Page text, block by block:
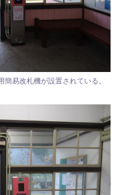
易改札機が設置されている。